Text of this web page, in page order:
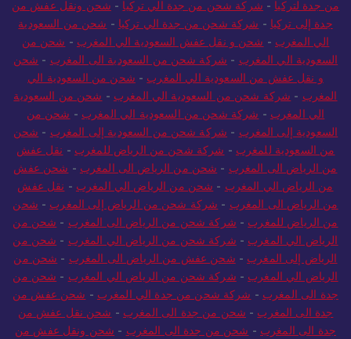
من جدة لتركيا - شركة شحن من جدة الي تركيا - شحن ونقل عفش من
جدة إلى تركيا - شركة شحن من جدة الي تركيا - شحن من السعودية
الي المغرب - شحن و نقل عفش السعودية الي المغرب - شحن من
السعودية الي المغرب - شركة شحن من السعودية الى المغرب - شحن
و نقل عفش من السعودية الي المغرب - شحن من السعودية الي
المغرب - شركة شحن من السعودية الي المغرب - شحن من السعودية
الي المغرب - شركة شحن من السعودية الي المغرب - شحن من
السعودية إلى المغرب - شركة شحن من السعودية إلى المغرب - شحن
من السعودية للمغرب - شركة شحن من الرياض للمغرب - نقل عفش
من الرياض الى المغرب - شحن من الرياض الى المغرب - شحن عفش
من الرياض الي المغرب - شحن من الرياض الي المغرب - نقل عفش
من الرياض الى المغرب - شركة شحن من الرياض إلى المغرب - شحن
من الرياض للمغرب - شركة شحن من الرياض الى المغرب - شحن من
الرياض الي المغرب - شركة شحن من الرياض الي المغرب - شحن من
الرياض إلى المغرب - شحن عفش من الرياض الى المغرب - شحن من
الرياض الي المغرب - شركة شحن من الرياض الي المغرب - شحن من
جدة الى المغرب - شركة شحن من جدة الي المغرب - شحن عفش من
جدة الى المغرب - شحن من جدة الى المغرب - شحن نقل عفش من
جدة الى المغرب - شحن من جدة الى المغرب - شحن ونقل عفش من